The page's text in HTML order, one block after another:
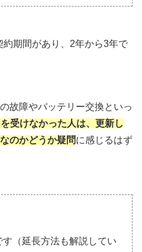
期間があり、2年から3年で
故障やバッテリー交換といっ
受けなかった人は、更新し
のかどうか疑問に感じるはず
す（延長方法も解説してい